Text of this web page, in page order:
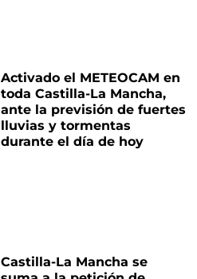
Activado el METEOCAM en
toda Castilla-La Mancha,
ante la previsión de fuertes
lluvias y tormentas
durante el día de hoy
Castilla-La Mancha se